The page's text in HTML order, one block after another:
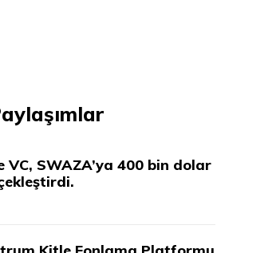
VC, SWAZA’ya 400 bin dolar